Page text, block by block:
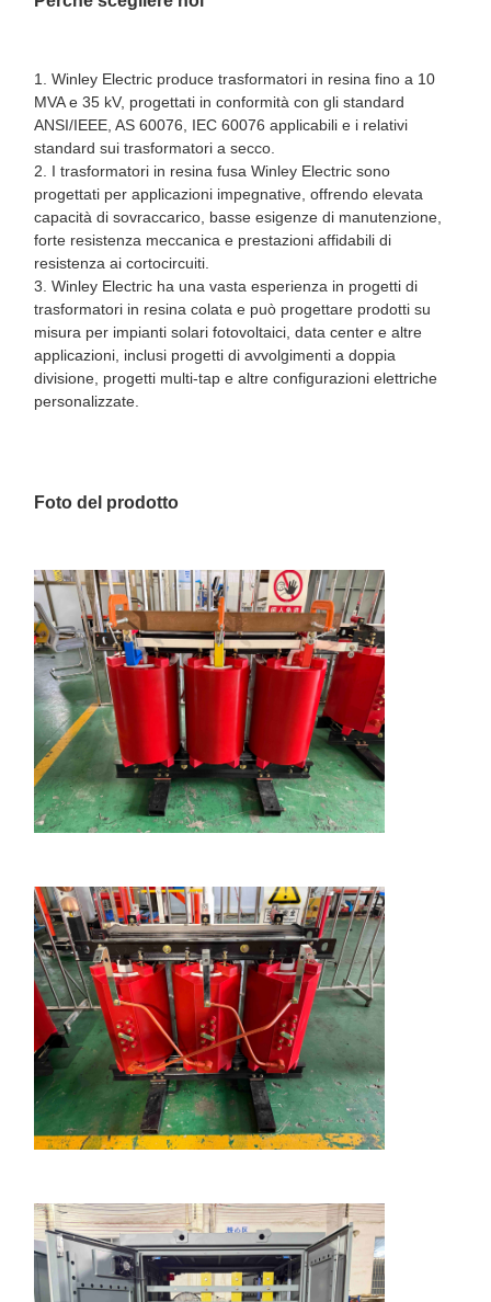
1. Winley Electric produce trasformatori in resina fino a 10
MVA e 35 kV, progettati in conformità con gli standard
ANSI/IEEE, AS 60076, IEC 60076 applicabili e i relativi
standard sui trasformatori a secco.
2. I trasformatori in resina fusa Winley Electric sono
progettati per applicazioni impegnative, offrendo elevata
capacità di sovraccarico, basse esigenze di manutenzione,
forte resistenza meccanica e prestazioni affidabili di
resistenza ai cortocircuiti.
3. Winley Electric ha una vasta esperienza in progetti di
trasformatori in resina colata e può progettare prodotti su
misura per impianti solari fotovoltaici, data center e altre
applicazioni, inclusi progetti di avvolgimenti a doppia
divisione, progetti multi-tap e altre configurazioni elettriche
personalizzate.
Foto del prodotto